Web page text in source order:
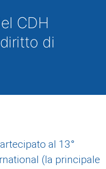
CDH
di
al 13°
(la principale